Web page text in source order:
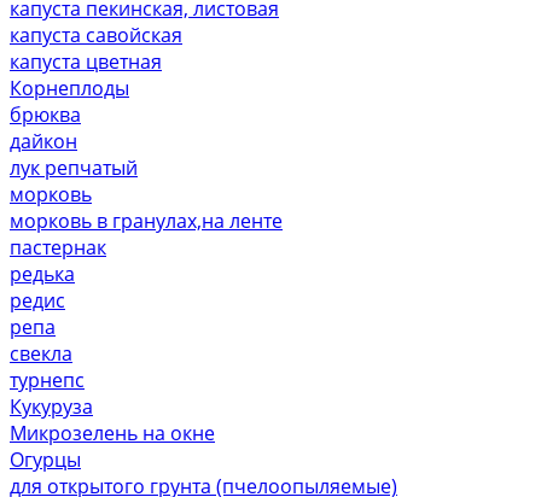
капуста пекинская, листовая
капуста савойская
капуста цветная
Корнеплоды
брюква
дайкон
лук репчатый
морковь
морковь в гранулах,на ленте
пастернак
редька
редис
репа
свекла
турнепс
Кукуруза
Микрозелень на окне
Огурцы
для открытого грунта (пчелоопыляемые)